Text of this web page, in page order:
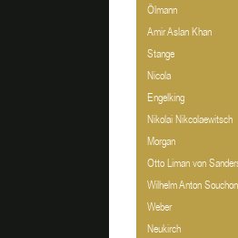
Ölmann
Amir Aslan Khan
Stange
Nicola
Engelking
Nikolai Nikcolaewitsch
Morgan
Otto Liman von
Wilhelm Anton Souchon
Weber
Neukirch